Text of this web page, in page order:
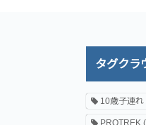
タグクラ
10歳子連れ
PROTREK